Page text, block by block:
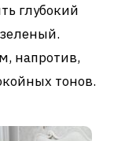
глубокий
напротив,
тонов.